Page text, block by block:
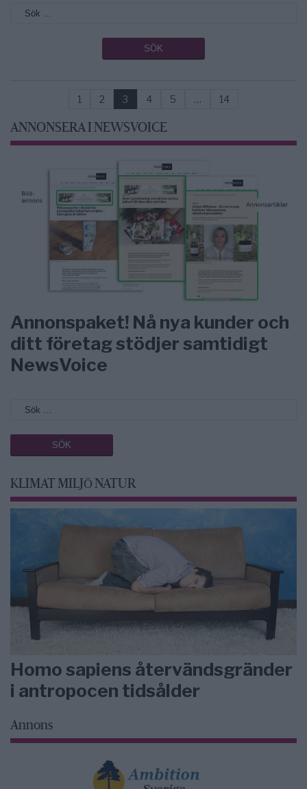
1 2 3 4 5 … 14
ANNONSERA I NEWSVOICE
Annonspaket! Nå nya kunder och
ditt företag stödjer samtidigt
NewsVoice
KLIMAT MILJÖ NATUR
Homo sapiens återvändsgränder
i antropocen tidsålder
Annons